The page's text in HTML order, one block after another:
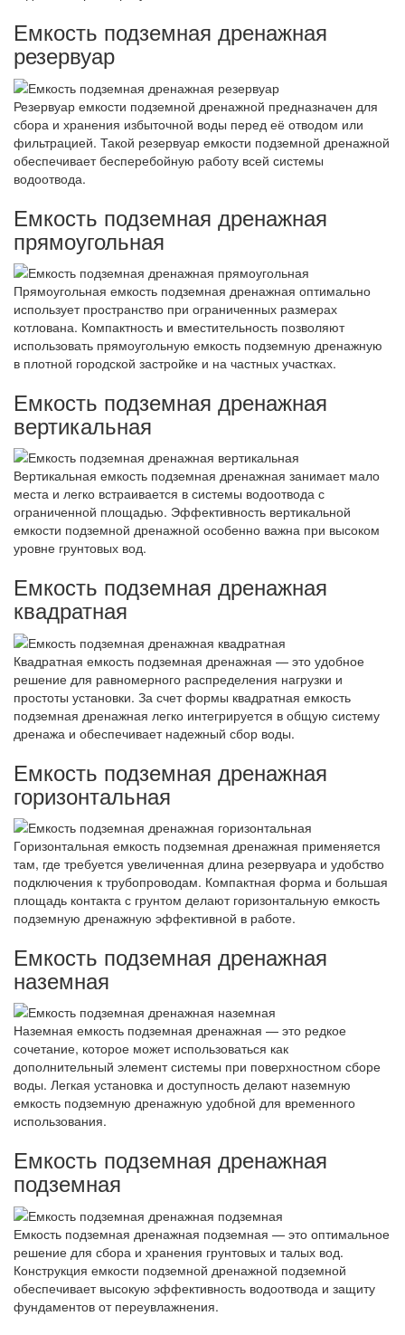
Емкость подземная дренажная
резервуар
Резервуар емкости подземной дренажной предназначен для
сбора и хранения избыточной воды перед её отводом или
фильтрацией. Такой резервуар емкости подземной дренажной
обеспечивает бесперебойную работу всей системы
водоотвода.
Емкость подземная дренажная
прямоугольная
Прямоугольная емкость подземная дренажная оптимально
использует пространство при ограниченных размерах
котлована. Компактность и вместительность позволяют
использовать прямоугольную емкость подземную дренажную
в плотной городской застройке и на частных участках.
Емкость подземная дренажная
вертикальная
Вертикальная емкость подземная дренажная занимает мало
места и легко встраивается в системы водоотвода с
ограниченной площадью. Эффективность вертикальной
емкости подземной дренажной особенно важна при высоком
уровне грунтовых вод.
Емкость подземная дренажная
квадратная
Квадратная емкость подземная дренажная — это удобное
решение для равномерного распределения нагрузки и
простоты установки. За счет формы квадратная емкость
подземная дренажная легко интегрируется в общую систему
дренажа и обеспечивает надежный сбор воды.
Емкость подземная дренажная
горизонтальная
Горизонтальная емкость подземная дренажная применяется
там, где требуется увеличенная длина резервуара и удобство
подключения к трубопроводам. Компактная форма и большая
площадь контакта с грунтом делают горизонтальную емкость
подземную дренажную эффективной в работе.
Емкость подземная дренажная
наземная
Наземная емкость подземная дренажная — это редкое
сочетание, которое может использоваться как
дополнительный элемент системы при поверхностном сборе
воды. Легкая установка и доступность делают наземную
емкость подземную дренажную удобной для временного
использования.
Емкость подземная дренажная
подземная
Емкость подземная дренажная подземная — это оптимальное
решение для сбора и хранения грунтовых и талых вод.
Конструкция емкости подземной дренажной подземной
обеспечивает высокую эффективность водоотвода и защиту
фундаментов от переувлажнения.